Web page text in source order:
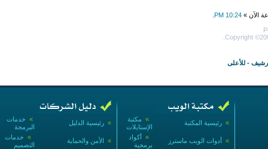
الآن » 10:24 PM
Copyright
- للأعلى
» خدمات
البرمجة
» رئيسية الدليل
» خدمات
التصميم
» الأمن والحماية
» مكتبة
الإستايلات
» رئيسية المكتبة
» أكواد
برمجية
» أدوات الويب ماسترز